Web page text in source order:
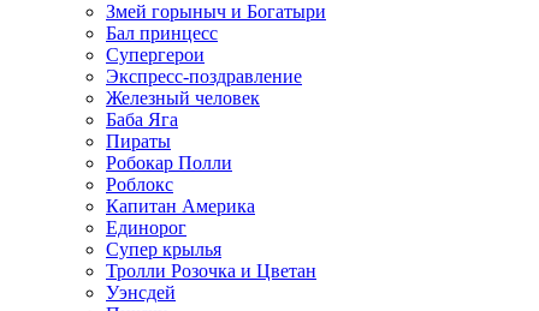
Змей горыныч и Богатыри
Бал принцесс
Супергерои
Экспресс-поздравление
Железный человек
Баба Яга
Пираты
Робокар Полли
Роблокс
Капитан Америка
Единорог
Супер крылья
Тролли Розочка и Цветан
Уэнсдей